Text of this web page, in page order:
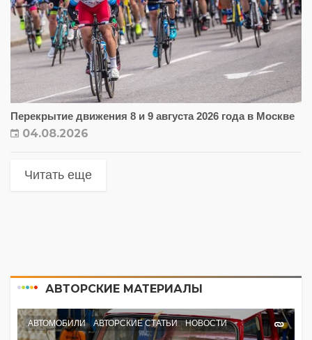
Перекрытие движения 8 и 9 августа 2026 года в Москве
04.08.2026
Читать еще
АВТОРСКИЕ МАТЕРИАЛЫ
АВТОМОБИЛИ АВТОРСКИЕ СТАТЬИ НОВОСТИ